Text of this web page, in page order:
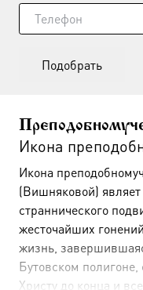
Подобрать
Икона
Икона
(Вишняковой) являет
страннического
жесточайших
жизнь,
Бутовском
Христу до конца и